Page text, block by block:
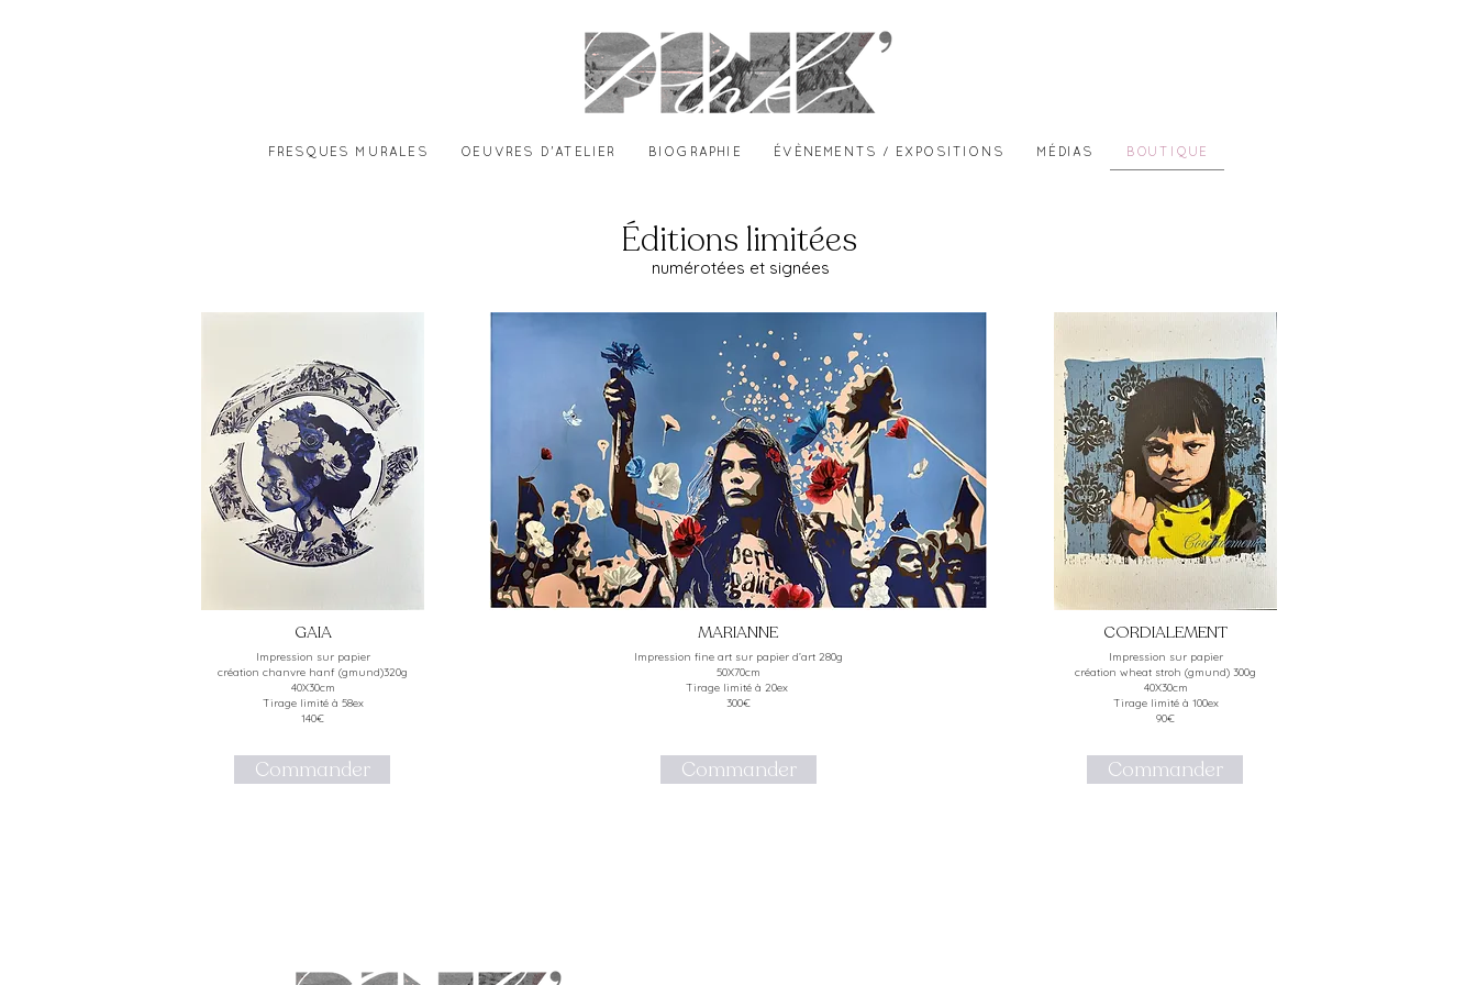
FRESQUES MURALES OEUVRES D'ATELIER BIOGRAPHIE ÉVÈNEMENTS / EXPOSITIONS MÉDIAS BOUTIQUE
Éditions limitées
numérotées et signées
MARIANNE
GAIA
Impression sur papier
création chanvre hanf (gmund)320g
40X30cm
Tirage limité à 58ex
140€
Impression fine art sur papier d’art 280g
50X70cm
Tirage limité à 20ex
300€
Commander Commander
CORDIALEMENT
Impression sur papier
création wheat stroh (gmund) 300g
40X30cm
Tirage limité à 100ex
90€
Commander